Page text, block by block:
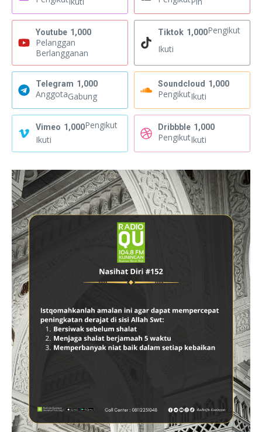
Youtube 1,000
Pelanggan
Berlangganan
Tiktok 1,000Pengikut
Ikuti
Telegram 1,000
AnggotaGabung
Soundcloud 1,000
PengikutIkuti
Vimeo 1,000Pengikut
Ikuti
Dribbble 1,000
PengikutIkuti